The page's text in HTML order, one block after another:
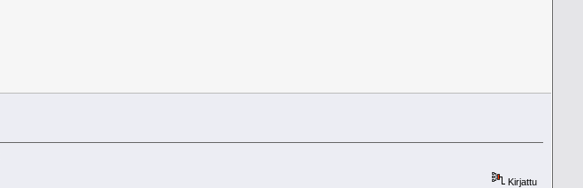
Kirjattu